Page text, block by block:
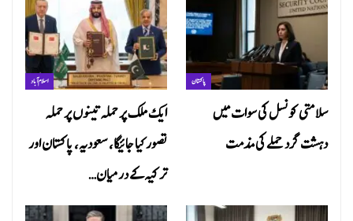
اسلام آباد
ایک ملک پر حملہ تینوں پر حملہ
تصور کیا جائیگا، سعودیہ، پاکستان اور
ترکیہ کے درمیان…
پاکستان
سلامتی کونسل کی سوات میں
دہشت گرد حملے کی مذمت